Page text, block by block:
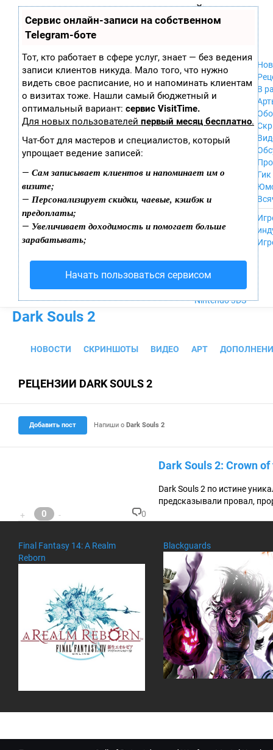
Сервис онлайн-записи на собственном
Telegram-боте
Тот, кто работает в сфере услуг, знает — без ведения
записи клиентов никуда. Мало того, что нужно
видеть свое расписание, но и напоминать клиентам
о визитах тоже. Нашли самый бюджетный и
оптимальный вариант: сервис VisitTime.
Для новых пользователей первый месяц бесплатно.
Чат-бот для мастеров и специалистов, который
упрощает ведение записей:
— Сам записывает клиентов и напоминает им о
визите;
— Персонализирует скидки, чаевые, кэшбэк и
предоплаты;
— Увеличивает доходимость и помогает больше
зарабатывать;
Начать пользоваться сервисом
играх
ла
ор
ы
Xbox 360
Wii
GameCube
PS
PS2
PS3
Nintendo 64
PSP
iPhone, iPod,
MacOS
NES
Wii U
PS4
Xbox One
Nintendo 3DS
В
Гик
Dark Souls 2
НОВОСТИ СКРИНШОТЫ ВИДЕО АРТ
РЕЦЕНЗИИ DARK SOULS 2
Добавить пост Напиши о Dark Souls 2
Dark Souls 2: Crown
Dark Souls 2 по истине
предсказывали провал,
+
0 -
К
0
Final Fantasy 14: A Realm
Reborn
Blackguards